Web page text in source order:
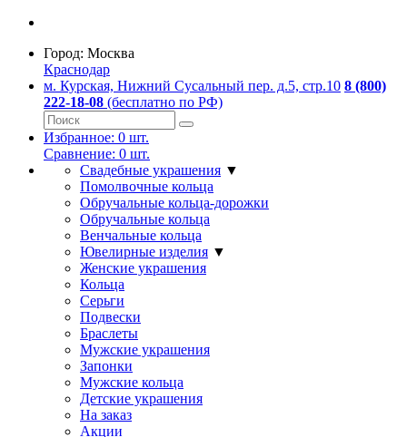
Город: Москва
Краснодар
м. Курская, Нижний Сусальный пер. д.5, стр.10 8 (800)
222-18-08 (бесплатно по РФ)
Избранное: 0 шт.
Сравнение: 0 шт.
Свадебные украшения ▼
Помолвочные кольца
Обручальные кольца-дорожки
Обручальные кольца
Венчальные кольца
Ювелирные изделия ▼
Женские украшения
Кольца
Серьги
Подвески
Браслеты
Мужские украшения
Запонки
Мужские кольца
Детские украшения
На заказ
Акции